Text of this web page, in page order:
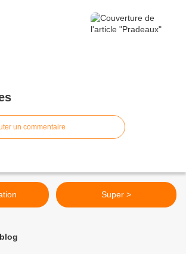
un commentaire
Super >